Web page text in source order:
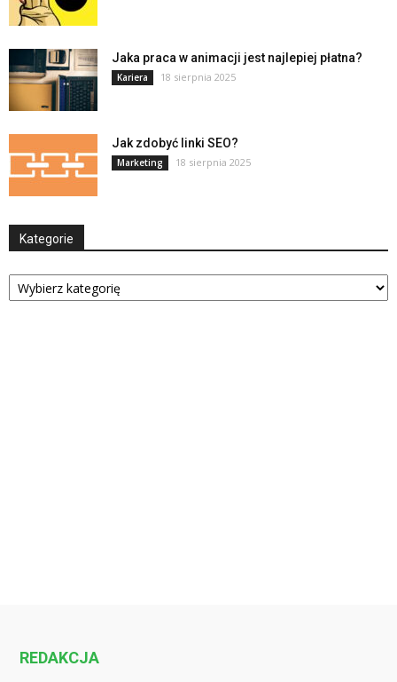
Jaka praca w animacji jest najlepiej płatna?
Kariera 18 sierpnia 2025
Jak zdobyć linki SEO?
Marketing 18 sierpnia 2025
Kategorie
Kategorie
REDAKCJA